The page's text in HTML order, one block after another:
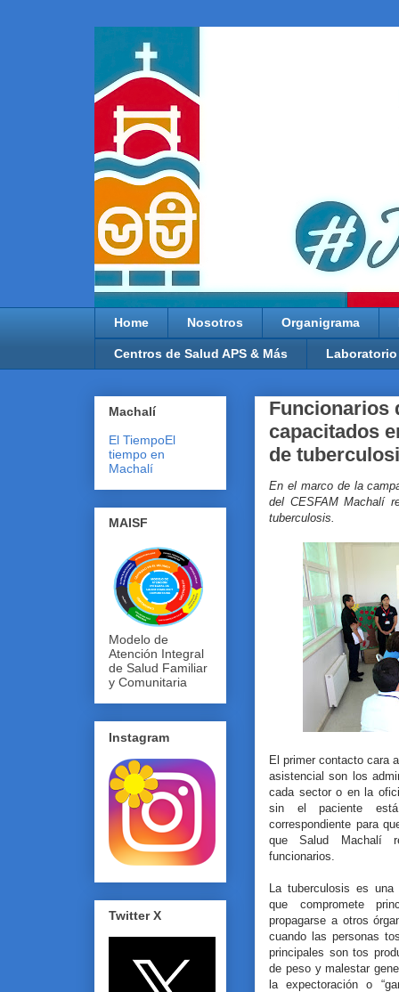
Home Nosotros Organigrama
Centros de Salud APS & Más Laboratorio
Funcionarios
capacitados
de
En el marco de la
del CESFAM Machalí
tuberculosis.
El primer contacto cara
asistencial son los
cada sector o en la
sin el paciente
correspondiente para
que Salud Machalí
funcionarios.
La tuberculosis es una
que compromete
propagarse a otros
cuando las personas
principales son tos
de peso y malestar
la expectoración o
Machalí
El TiempoEl
tiempo en
Machalí
MAISF
Modelo de
Atención Integral
de Salud Familiar
y Comunitaria
Instagram
Twitter X